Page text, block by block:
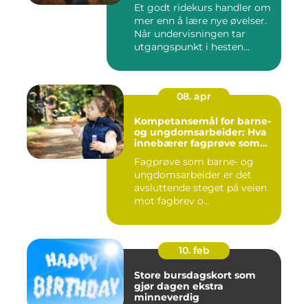
Et godt ridekurs handler om
mer enn å lære nye øvelser.
Når undervisningen tar
utgangspunkt i hesten...
08. apr
Kompetansemål for barne-
og ungdomsarbeider: Hva
innebærer fagprøve som
ungdomsarbeider?
Fagprøve som barne- og
ungdomsarbeider er det
avsluttende steget på veien
mot fagbrev o...
10. feb
Store bursdagskort som
gjør dagen ekstra
minneverdig